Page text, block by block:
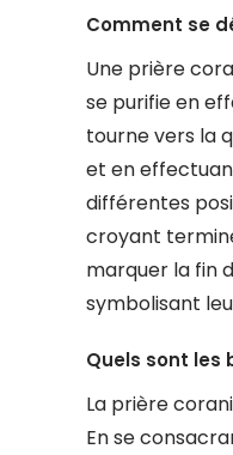
Comment se
Une prière
se purifie en
tourne vers la
et en
différentes
croyant
marquer la fin
symbolisant
Quels sont les
La prière
En se